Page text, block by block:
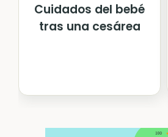
Cuidados del bebé
tras una cesárea